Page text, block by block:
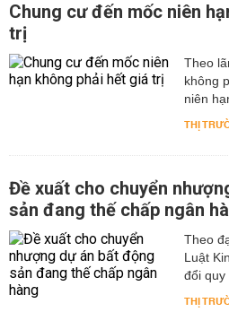
Chung cư đến mốc niên
trị
Theo
không
niên
THỊ
Đề xuất cho chuyển
sản đang thế chấp ngân
Theo
Luật
đổi quy
THỊ